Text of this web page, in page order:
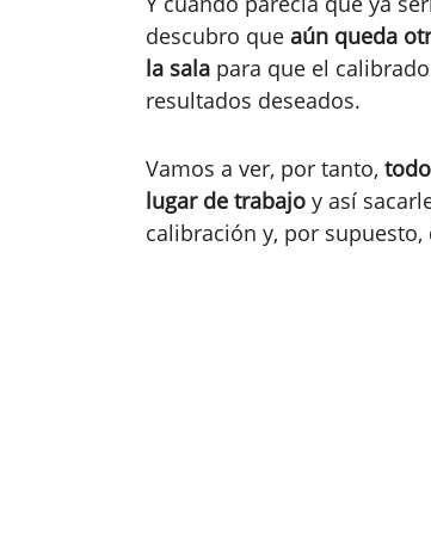
descubro que aún queda
la sala para que el
resultados deseados.
Vamos a ver, por tanto,
lugar de trabajo y así
calibración y, por